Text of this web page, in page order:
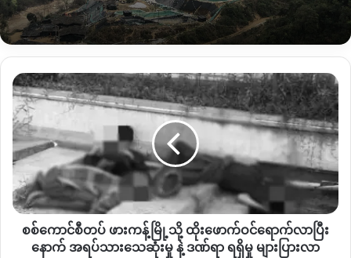
ကေအိုင်အို ဗဟိုဌာနချုပ် ဒေသတစ်ဝိုက် ၃ကျောင်းထိ အသစ်
ပြန်လည်ဖွင့်လှစ်ထားတယ်။ အလယ်တန်းကျောင်း
ကတော့ အရှေ့မြောက်ဒေသ(ချီဖွေ ၊ ပန်ဝါဒေသ)မှာ ၇ကျောင်း၊
ဒေသ)ဘက်မှာတော့ ၁၅ကျောင်း၊, ဗဟိုဌာကချုပ်ဒေသ
ဒေသ
တစ်ဝိုက်
၈ကျောင်း၊ တပ်မဟာ၁ မြောက်ပိုင်းဒေသ(ဆွမ်ပရာဘွ
မ်)ဘက်မှာတော့၂ကျောင်းထိ တိုးချဲ့ဖွင့်လှစ်ထားပါတယ်။ မူလတန်း
ကျောင်းတော့ အရမ်းများတော့ အတိအကျ
ဝန်းကျင်
လောက်တော့ ရှိမယ်ထင်တယ်။
မေး။ ။ ဒီနှစ်ကျောင်းတက်မယ့်သူတွေအနေနဲ့ကော ကျောင်းအပ်ခ
တွေသွင်းရလားဗျ အဲတာနဲ့ ပက်သက်ပြီးတော့မှကော ဘယ်လိုညွှန်
ကြားထားလဲ။
စစ်
ကောင်စီ
တပ်
ဖား
ကန့်
မြို့
သို့
ထိုး
ဖောက်
ဝင်
ရောက်လာ
စစ်ကောင်စီတပ် ဖားကန့်မြို့သို့ ထိုးဖောက်ဝင်ရောက်လာပြီး
နောက် အရပ်သားသေဆုံးမှု နဲ့ ဒဏ်ရာ ရရှိမှု များပြားလာ